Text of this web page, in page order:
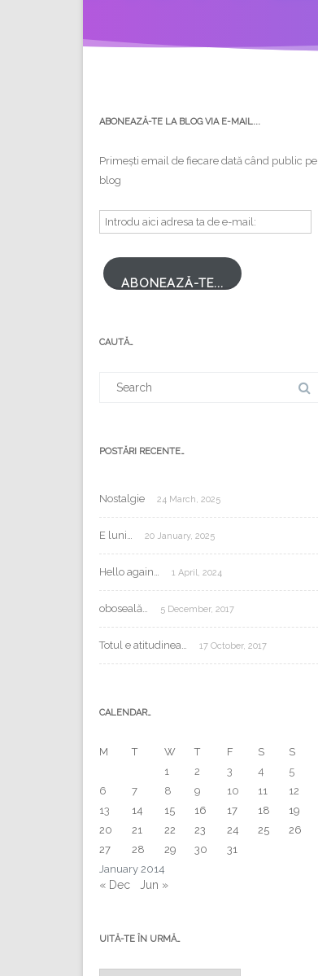
ABONEAZĂ-TE LA BLOG VIA E-MAIL...
Primești email de fiecare dată când public pe
blog
Introdu
adresa
ta
mail:
ABONEAZĂ-TE...
CAUTĂ…
POSTĂRI RECENTE…
Nostalgie 24 March, 2025
E luni… 20 January, 2025
Hello again… 1 April, 2024
oboseală… 5 December, 2017
Totul e atitudinea… 17 October, 2017
CALENDAR…
January 2014
M T W T F S
S
1
2 3 4
5
6
7 8 9 10 11
12
13
14 15 16 17 18
19
20
21 22 23 24 25
26
27
28 29 30 31
« Dec Jun »
UITĂ-TE ÎN URMĂ…